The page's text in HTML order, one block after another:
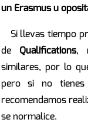
un Erasmus u
Si llevas tiempo
de Qualifications,
similares, por lo
pero si no tienes
recomendamos
se normalice.